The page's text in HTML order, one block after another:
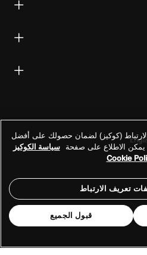
(كوكيز) لضمان حصولك على أفضل
يمكن الاطلاع على صفحة سياسة الكوكيز
Cookie
تعريف الارتباط
قبول الجميع